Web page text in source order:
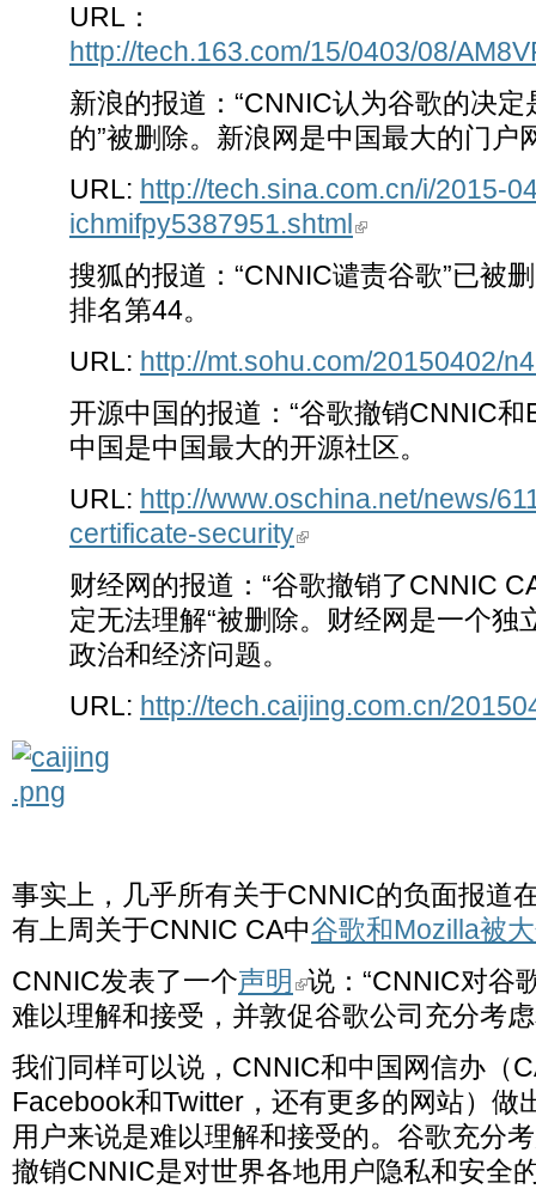
URL：
http://tech.163.com/15/0403/08/
新浪的报道：“CNNIC认为谷歌的决
的”被删除。新浪网是中国最大的门户
URL: http://tech.sina.com.cn/i/2015-
ichmifpy5387951.shtml
搜狐的报道：“CNNIC谴责谷歌”已被
排名第44。
URL: http://mt.sohu.com/20150402/
开源中国的报道：“谷歌撤销CNNIC和
中国是中国最大的开源社区。
URL: http://www.oschina.net/news/
certificate-security
财经网的报道：“谷歌撤销了CNNIC
定无法理解“被删除。财经网是一个独
政治和经济问题。
URL: http://tech.caijing.com.cn/
事实上，几乎所有关于CNNIC的负面报道
有上周关于CNNIC CA中谷歌和Mozilla被
CNNIC发表了一个声明 说：“CNNIC对谷
难以理解和接受，并敦促谷歌公司充分考
我们同样可以说，CNNIC和中国网信办（
Facebook和Twitter，还有更多的网站）做
用户来说是难以理解和接受的。谷歌充分
撤销CNNIC是对世界各地用户隐私和安全